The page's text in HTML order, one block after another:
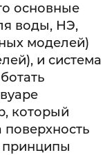
основные
воды, НЭ,
моделей)
и система
который
поверхность
принципы